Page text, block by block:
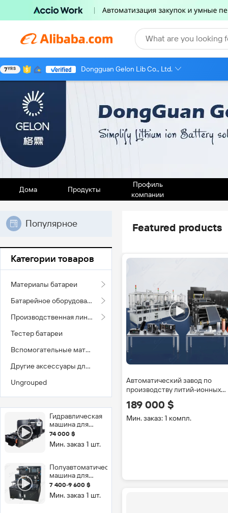
What are you looking
7YRS Dongguan Gelon Lib Co., Ltd.
Дома Продукты
Профиль
компании
Популярное
Категории товаров
Материалы батареи
Батарейное оборудование
Производственная линия батареи
Тестер батареи
Вспомогательные материалы батареи
Другие аксессуары для аккумуляторов
Ungrouped
Гидравлическая
машина для
горячей
каландрировки
литиевых
системой
размотки и
намотки
74 000 $
Мин. заказ 1 шт.
Полуавтоматическая
машина для
сборки
электродов,
лабораторное
7 400-9 600 $
Мин. заказ 1 шт.
Featured products
Автоматический завод по
производству литий-ионных
батарей, производственная
линия Lifepo4 для
производства литий-ионных
189 000 $
Мин. заказ: 1 компл.